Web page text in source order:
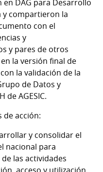
en DAG para Desarrollo
y compartieron la
con el
y
y pares de otros
la versión final de
la validación de la
de Datos y
de AGESIC.
de acción:
y consolidar el
nacional para
las actividades